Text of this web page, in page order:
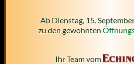
Ab Dienstag, 15.
zu den gewohnten
Ihr Team vom